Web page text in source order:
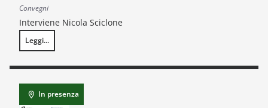
Convegni
Interviene Nicola Sciclone
Leggi...
Assemblea ANCI Giovani – Spazio ai giovani – PNRR: confronto tra i
In presenza